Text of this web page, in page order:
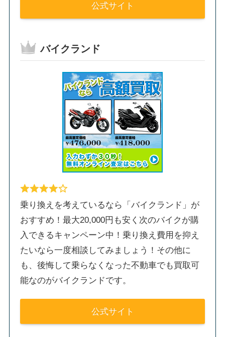
公式サイト
バイクランド
乗り換えを考えているなら「バイクランド」が
おすすめ！最大20,000円も安く次のバイクが購
入できるキャンペーン中！乗り換え費用を抑え
たいなら一度相談してみましょう！その他に
も、後悔して乗らなくなった不動車でも買取可
能なのがバイクランドです。
公式サイト